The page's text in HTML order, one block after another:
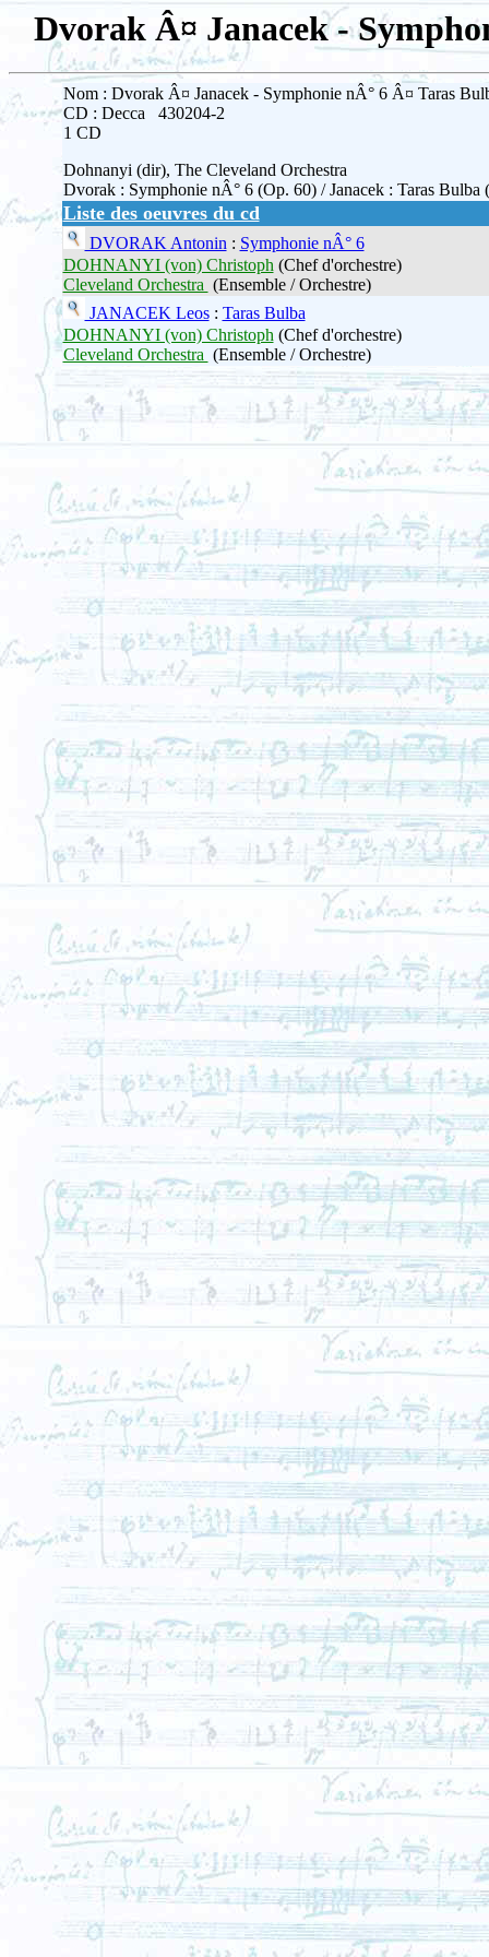
Dvorak Â¤ Janacek -
Nom : Dvorak Â¤ Janacek - Symphonie nÂ° 6 Â¤ Taras
CD : Decca 430204-2
1 CD
Dohnanyi (dir), The Cleveland Orchestra
Dvorak : Symphonie nÂ° 6 (Op. 60) / Janacek : Taras Bulba
Liste des oeuvres du cd
DVORAK Antonin: Symphonie nÂ° 6
DOHNANYI (von) Christoph(Chef d'orchestre)
Cleveland Orchestra (Ensemble / Orchestre)
JANACEK Leos: Taras Bulba
DOHNANYI (von) Christoph(Chef d'orchestre)
Cleveland Orchestra (Ensemble / Orchestre)